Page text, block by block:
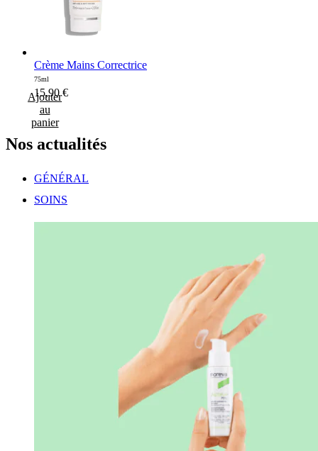
Crème Mains Correctrice
75ml
15,90€
Ajouter
au
panier
Nos actualités
GÉNÉRAL
SOINS